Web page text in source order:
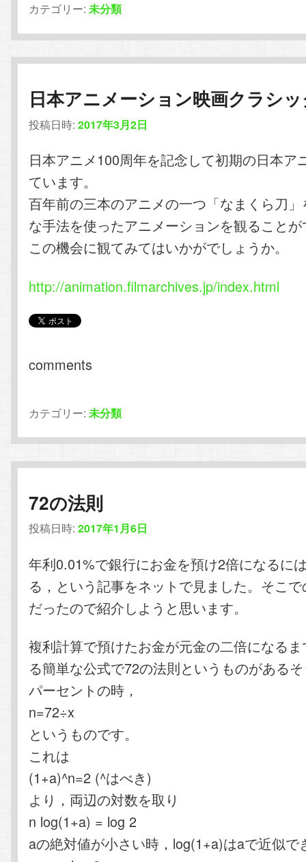
カテゴリー: 未分類
日本アニメーション映画クラシ
投稿日時:2017年3月2日
日本アニメ100周年を記念して初期の日本ア
ています。
百年前の三本のアニメの一つ「なまくら刀
な手法を使ったアニメーションを観ること
この機会に観てみてはいかがでしょうか。
http://animation.filmarchives.jp/index.html
comments
カテゴリー: 未分類
72の法則
投稿日時:2017年1月6日
年利0.01%で銀行にお金を預け2倍になるに
る，という記事をネットで見ました。そこ
だったので紹介しようと思います。
複利計算で預けたお金が元金の二倍になる
る簡単な公式で72の法則というものがある
パーセントの時，
n=72÷x
というものです。
これは
(1+a)^n=2 (^はべき)
より，両辺の対数を取り
n log(1+a) = log 2
aの絶対値が小さい時，log(1+a)はaで近似で